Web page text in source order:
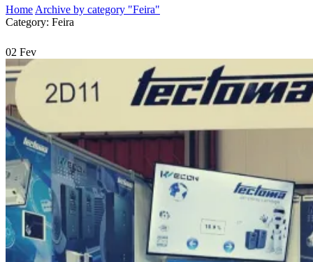
Home Archive by category "Feira"
Category: Feira
02 Fev